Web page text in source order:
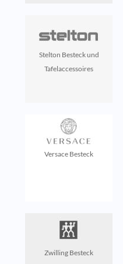
Stelton Besteck und
Tafelaccessoires
Versace Besteck
Zwilling Besteck